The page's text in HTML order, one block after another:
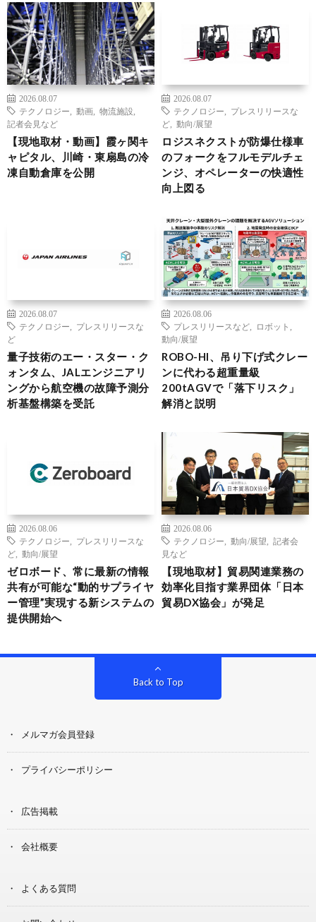
2026.08.07
テクノロジー
動画 物流施設
記者会見など
【現地取材・動画】霞ヶ関キ
ャピタル、川崎・東扇島の冷
凍自動倉庫を公開
2026.08.07
テクノロジー
プレスリリースな
ど
動向/展望
ロジスネクストが防爆仕様車
のフォークをフルモデルチェ
ンジ、オペレーターの快適性
向上図る
2026.08.07
テクノロジー
プレスリリースな
ど
量子技術のエー・スター・ク
ォンタム、JALエンジニアリ
ングから航空機の故障予測分
析基盤構築を受託
2026.08.06
プレスリリースなど
ロボット
動向/展望
ROBO-HI、吊り下げ式クレー
ンに代わる超重量級
200tAGVで「落下リスク」
解消と説明
2026.08.06
テクノロジー
プレスリリースな
ど
動向/展望
ゼロボード、常に最新の情報
共有が可能な“動的サプライヤ
ー管理”実現する新システムの
提供開始へ
2026.08.06
テクノロジー
動向/展望
記者会
見など
【現地取材】貿易関連業務の
効率化目指す業界団体「日本
貿易DX協会」が発足
Back to Top
メルマガ会員登録
プライバシーポリシー
広告掲載
会社概要
よくある質問